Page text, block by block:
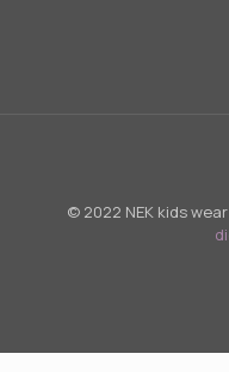
© 2022 NEK kids